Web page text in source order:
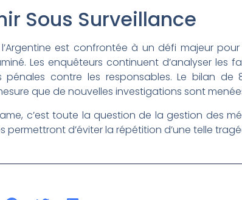
Sous Surveillance
l’Argentine est confrontée à un défi majeur
Les enquêteurs continuent d’analyser
pénales contre les responsables. Le bilan
que de nouvelles investigations sont
c’est toute la question de la gestion des
permettront d’éviter la répétition d’une telle